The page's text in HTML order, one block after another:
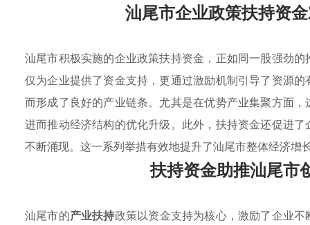
汕尾市企业政策扶持资
汕尾市积极实施的企业政策扶持资金，正如同一股强劲
仅为企业提供了资金支持，更通过激励机制引导了资源
而形成了良好的产业链条。尤其是在优势产业集聚方面
进而推动经济结构的优化升级。此外，扶持资金还促进
不断涌现。这一系列举措有效地提升了汕尾市整体经济增
扶持资金助推汕尾市
汕尾市的产业扶持政策以资金支持为核心，激励了企业